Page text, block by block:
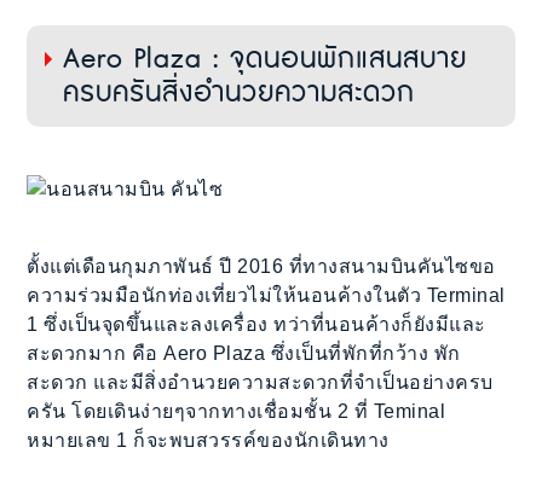
Aero Plaza : จุดนอนพักแสนสบาย
ครบครันสิ่งอำนวยความสะดวก
ตั้งแต่เดือนกุมภาพันธ์ ปี 2016 ที่ทางสนามบินคันไซขอ
ความร่วมมือนักท่องเที่ยวไม่ให้นอนค้างในตัว Terminal
1 ซึ่งเป็นจุดขึ้นและลงเครื่อง ทว่าที่นอนค้างก็ยังมีและ
สะดวกมาก คือ Aero Plaza ซึ่งเป็นที่พักที่กว้าง พัก
สะดวก และมีสิ่งอำนวยความสะดวกที่จำเป็นอย่างครบ
ครัน โดยเดินง่ายๆจากทางเชื่อมชั้น 2 ที่ Teminal
หมายเลข 1 ก็จะพบสวรรค์ของนักเดินทาง